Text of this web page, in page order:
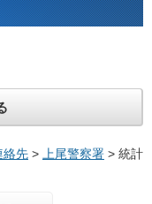
絡先 > 上尾警察署 > 統計